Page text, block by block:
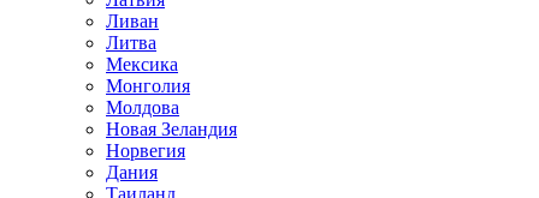
Ливан
Литва
Мексика
Монголия
Молдова
Новая Зеландия
Норвегия
Дания